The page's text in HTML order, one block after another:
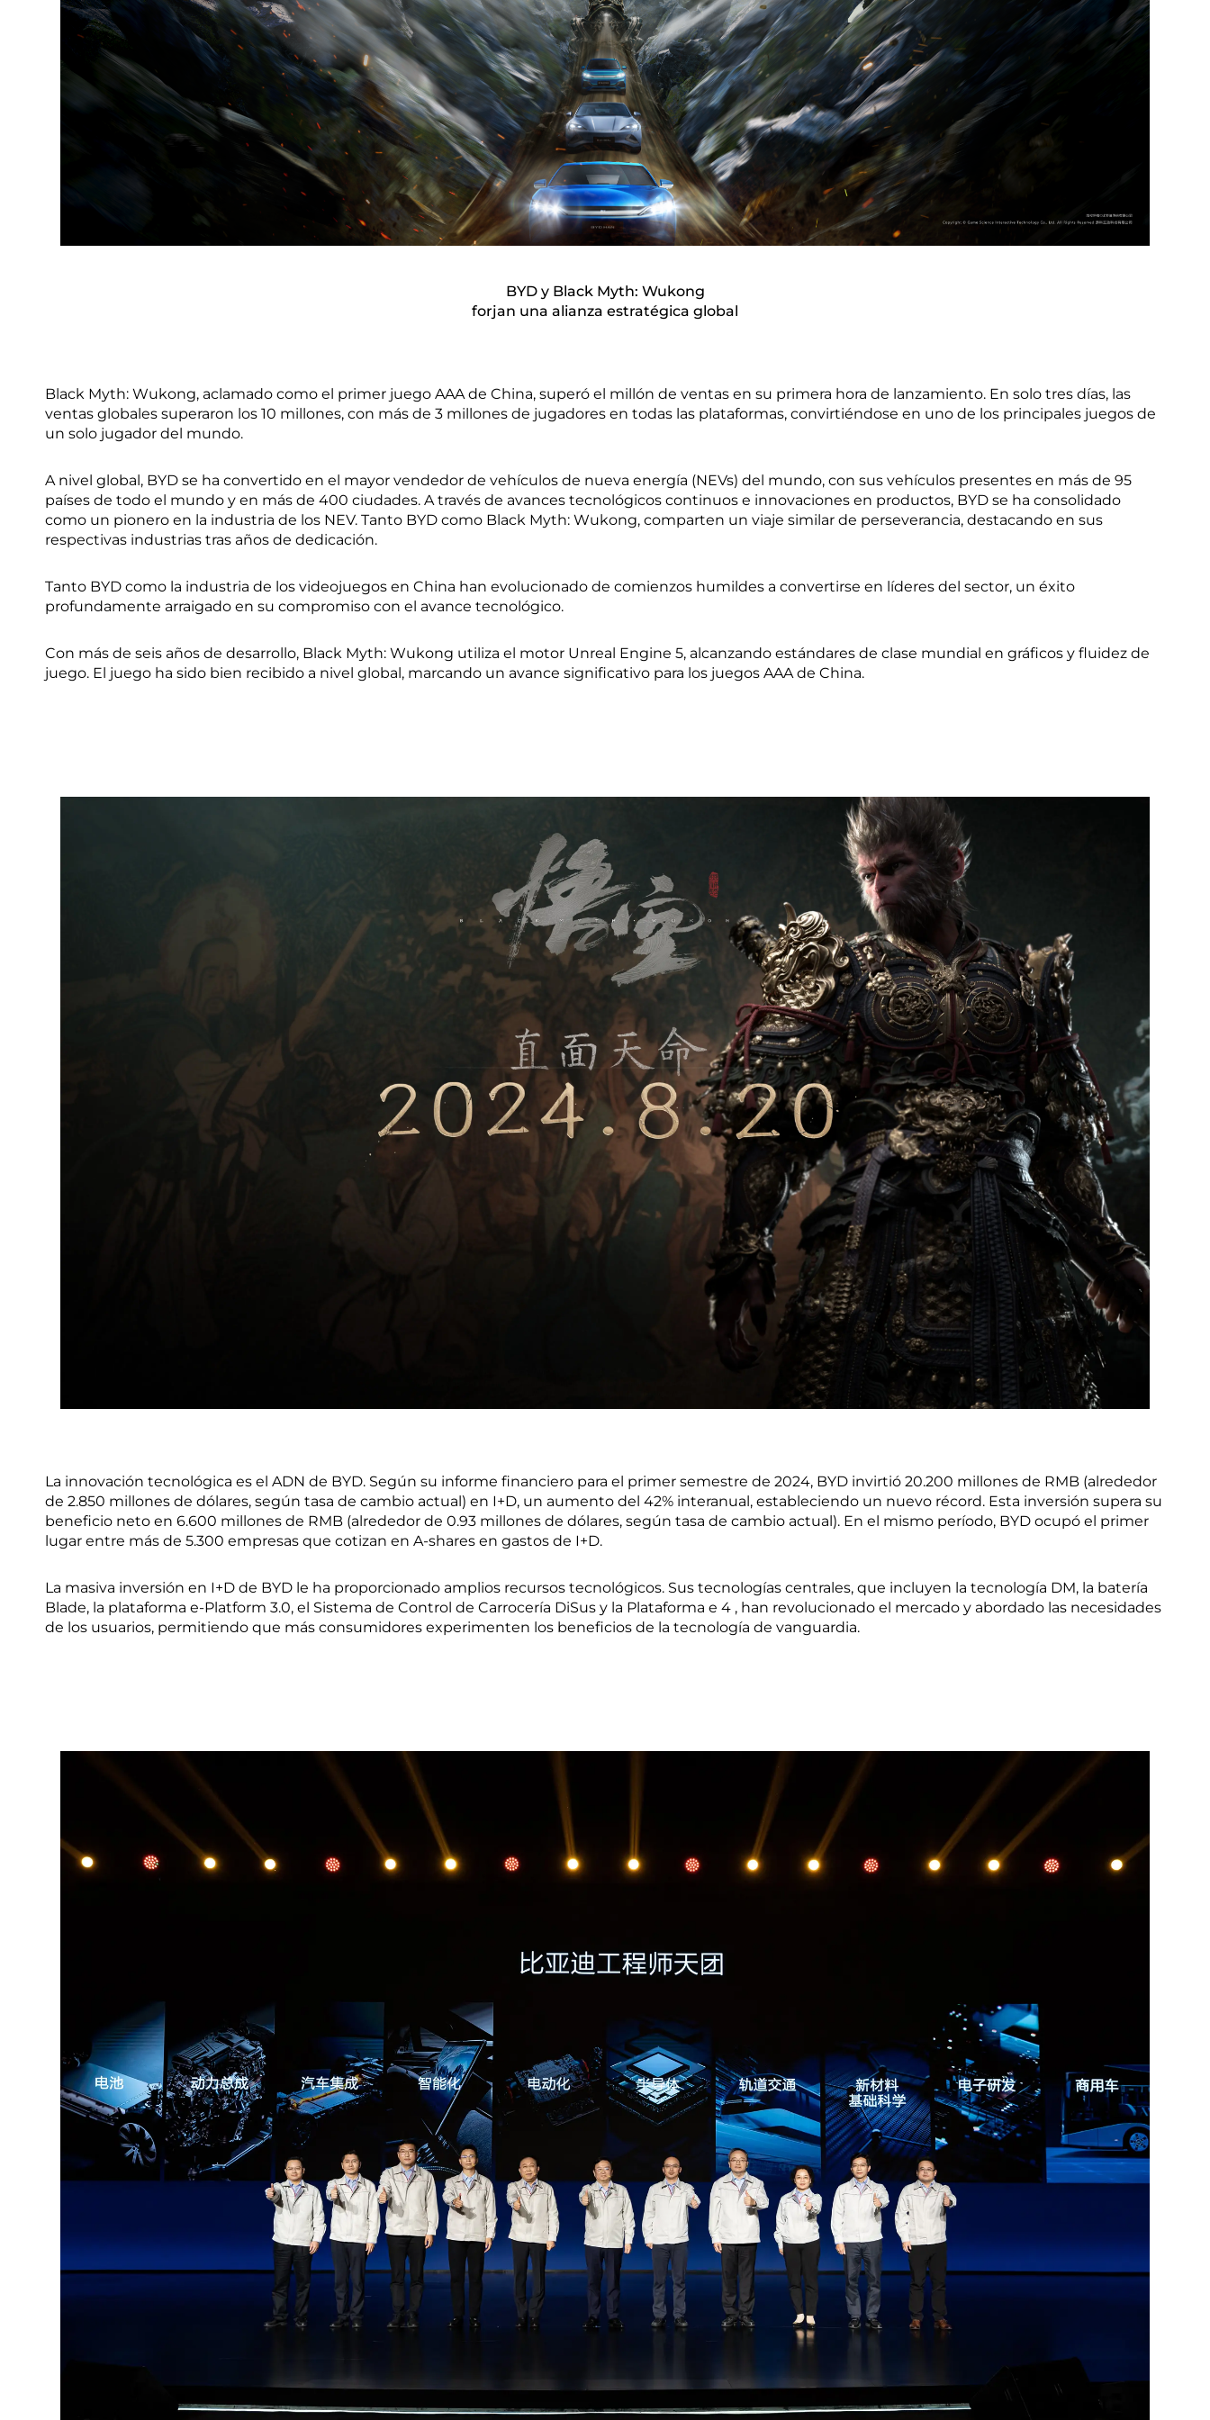
BYD y Black Myth: Wukong
forjan una alianza estratégica global
Black Myth: Wukong, aclamado como el primer juego AAA de China, superó el millón de ventas en su primera hora de lanzamiento. En solo tres días, las
ventas globales superaron los 10 millones, con más de 3 millones de jugadores en todas las plataformas, convirtiéndose en uno de los principales juegos de
un solo jugador del mundo.
A nivel global, BYD se ha convertido en el mayor vendedor de vehículos de nueva energía (NEVs) del mundo, con sus vehículos presentes en más de 95
países de todo el mundo y en más de 400 ciudades. A través de avances tecnológicos continuos e innovaciones en productos, BYD se ha consolidado
como un pionero en la industria de los NEV. Tanto BYD como Black Myth: Wukong, comparten un viaje similar de perseverancia, destacando en sus
respectivas industrias tras años de dedicación.
Tanto BYD como la industria de los videojuegos en China han evolucionado de comienzos humildes a convertirse en líderes del sector, un éxito
profundamente arraigado en su compromiso con el avance tecnológico.
Con más de seis años de desarrollo, Black Myth: Wukong utiliza el motor Unreal Engine 5, alcanzando estándares de clase mundial en gráficos y fluidez de
juego. El juego ha sido bien recibido a nivel global, marcando un avance significativo para los juegos AAA de China.
La innovación tecnológica es el ADN de BYD. Según su informe financiero para el primer semestre de 2024, BYD invirtió 20.200 millones de RMB (alrededor
de 2.850 millones de dólares, según tasa de cambio actual) en I+D, un aumento del 42% interanual, estableciendo un nuevo récord. Esta inversión supera su
beneficio neto en 6.600 millones de RMB (alrededor de 0.93 millones de dólares, según tasa de cambio actual). En el mismo período, BYD ocupó el primer
lugar entre más de 5.300 empresas que cotizan en A-shares en gastos de I+D.
La masiva inversión en I+D de BYD le ha proporcionado amplios recursos tecnológicos. Sus tecnologías centrales, que incluyen la tecnología DM, la batería
Blade, la plataforma e-Platform 3.0, el Sistema de Control de Carrocería DiSus y la Plataforma e 4 , han revolucionado el mercado y abordado las necesidades
de los usuarios, permitiendo que más consumidores experimenten los beneficios de la tecnología de vanguardia.